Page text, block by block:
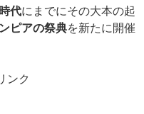
代にまでにその大本の起
ピアの祭典を新たに開催
ンク